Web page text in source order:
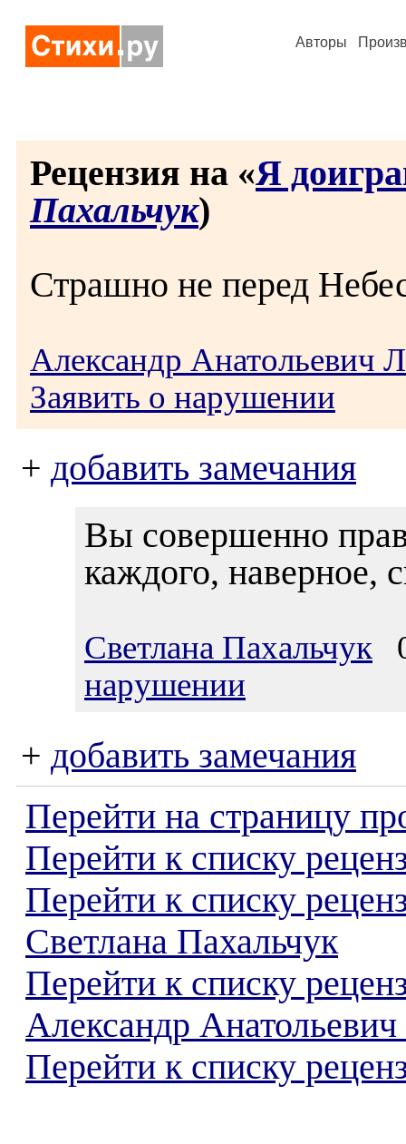
Авторы
Рецензия на «Я
Пахальчук)
Страшно не перед
Александр Анатольевич
Заявить о нарушении
+ добавить замечания
Вы совершенно
каждого, наверное,
Светлана Пахальчук
нарушении
+ добавить замечания
Перейти на страницу
Перейти к списку
Перейти к списку
Светлана Пахальчук
Перейти к списку
Александр
Перейти к списку